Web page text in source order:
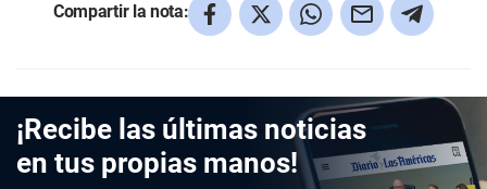
Compartir la nota:
¡Recibe las últimas noticias
en tus propias manos!